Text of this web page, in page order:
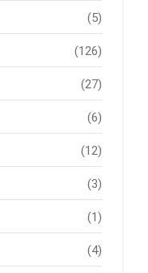
(5)
(126)
(27)
(6)
(12)
(3)
(1)
(4)